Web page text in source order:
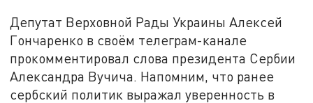
Депутат Верховной Рады Украины Алексей
Гончаренко в своём телеграм-канале
прокомментировал слова президента Сербии
Александра Вучича. Напомним, что ранее
сербский политик выражал уверенность в